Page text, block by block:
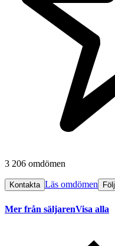
3 206 omdömen
Kontakta Läs omdömen Följ
Mer från säljarenVisa alla